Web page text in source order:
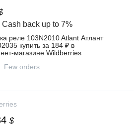
Cash back up to 7%
реле 103N2010 Atlant Атлант
купить за 184 ₽ в
Wildberries
Few orders
$